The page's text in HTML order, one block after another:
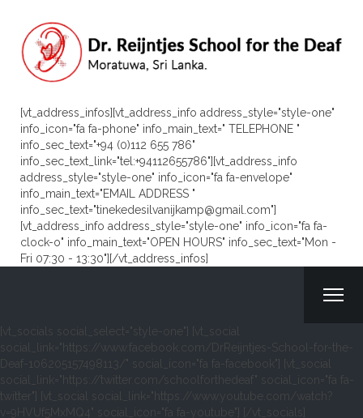
[vt_address_infos][vt_address_info address_style="style-one"
info_icon="fa fa-phone" info_main_text=" TELEPHONE "
info_sec_text="+94 (0)112 655 786"
info_sec_text_link="tel:+94112655786"][vt_address_info
address_style="style-one" info_icon="fa fa-envelope"
info_main_text="EMAIL ADDRESS "
info_sec_text="tinekedesilvanijkamp@gmail.com"]
[vt_address_info address_style="style-one" info_icon="fa fa-
clock-o" info_main_text="OPEN HOURS" info_sec_text="Mon -
Fri 07:30 - 13:30"][/vt_address_infos]
[vt_socials social_select="style-one"] [vt_social
social_link="https://www.facebook.com/DrReijntjes-School-for-the-
Deaf-106205157498113/" social_icon="fa fa-facebook"] [vt_social
social_link="https://twitter.com/schoolforthedeaf" social_icon="fa fa-
twitter"] [vt_social social_link="https://www.youtube.com/watch?
v=9HVUf5MxMQ4" social_icon="fa fa-youtube"] [/vt_socials]